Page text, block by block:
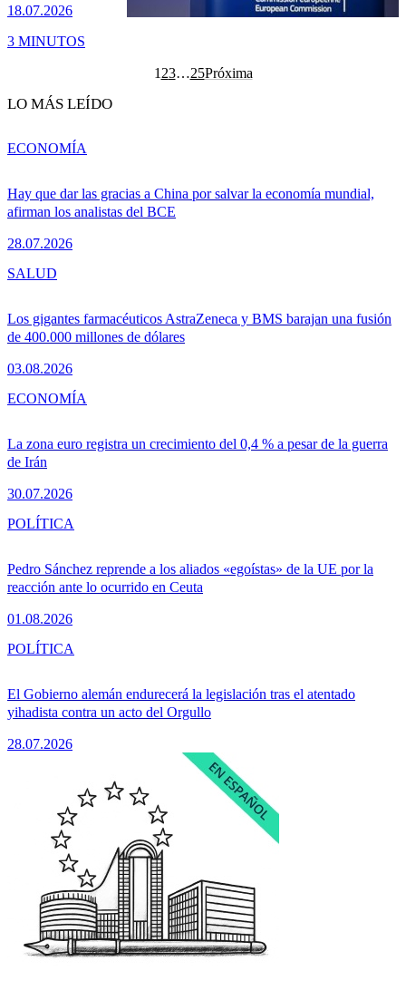
18.07.2026
3 MINUTOS
1 23…25Próxima
LO MÁS LEÍDO
Hay que dar las gracias a China por salvar la economía mundial,
afirman los analistas del BCE
28.07.2026
ECONOMÍA
Los gigantes farmacéuticos AstraZeneca y BMS barajan una fusión
de 400.000 millones de dólares
03.08.2026
SALUD
La zona euro registra un crecimiento del 0,4 % a pesar de la guerra
de Irán
30.07.2026
ECONOMÍA
Pedro Sánchez reprende a los aliados «egoístas» de la UE por la
reacción ante lo ocurrido en Ceuta
01.08.2026
POLÍTICA
El Gobierno alemán endurecerá la legislación tras el atentado
yihadista contra un acto del Orgullo
28.07.2026
POLÍTICA